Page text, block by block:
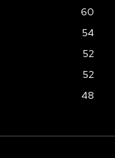
60
54
52
52
48